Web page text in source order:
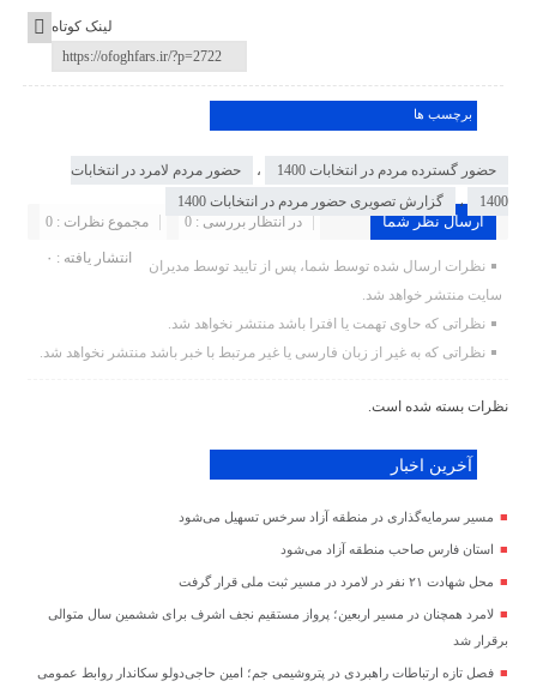
لینک کوتاه
برچسب ها
حضور گسترده مردم در انتخابات 1400 ،
حضور مردم لامرد در انتخابات
1400
، گزارش تصویری حضور مردم در انتخابات 1400
ارسال نظر شما مجموع نظرات : 0 در انتظار بررسی : 0
انتشار یافته : ۰
نظرات ارسال شده توسط شما، پس از تایید توسط مدیران
سایت منتشر خواهد شد.
نظراتی که حاوی تهمت یا افترا باشد منتشر نخواهد شد.
نظراتی که به غیر از زبان فارسی یا غیر مرتبط با خبر باشد منتشر نخواهد شد.
نظرات بسته شده است.
آخرین اخبار
مسیر سرمایه‌گذاری در منطقه آزاد سرخس تسهیل می‌شود
استان فارس صاحب منطقه آزاد می‌شود
محل شهادت ۲۱ نفر در لامرد در مسیر ثبت ملی قرار گرفت
لامرد همچنان در مسیر اربعین؛ پرواز مستقیم نجف اشرف برای ششمین سال متوالی
برقرار شد
فصل تازه ارتباطات راهبردی در پتروشیمی جم؛ امین حاجی‌دولو سکاندار روابط عمومی